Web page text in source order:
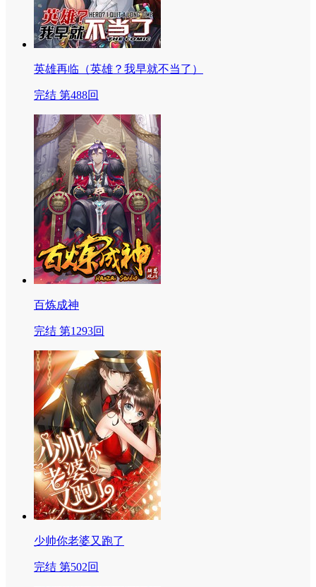
英雄再临（英雄？我早就不当了）
完结 第488回
百炼成神
完结 第1293回
少帅你老婆又跑了
完结 第502回